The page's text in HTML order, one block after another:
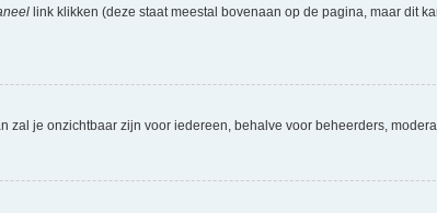
link klikken (deze staat meestal bovenaan op de pagina, maar dit
zal je onzichtbaar zijn voor iedereen, behalve voor beheerders,